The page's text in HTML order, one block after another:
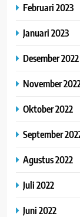
Februari 2023
Januari 2023
Desember 2022
November
Oktober 2022
September
Agustus 2022
Juli 2022
Juni 2022